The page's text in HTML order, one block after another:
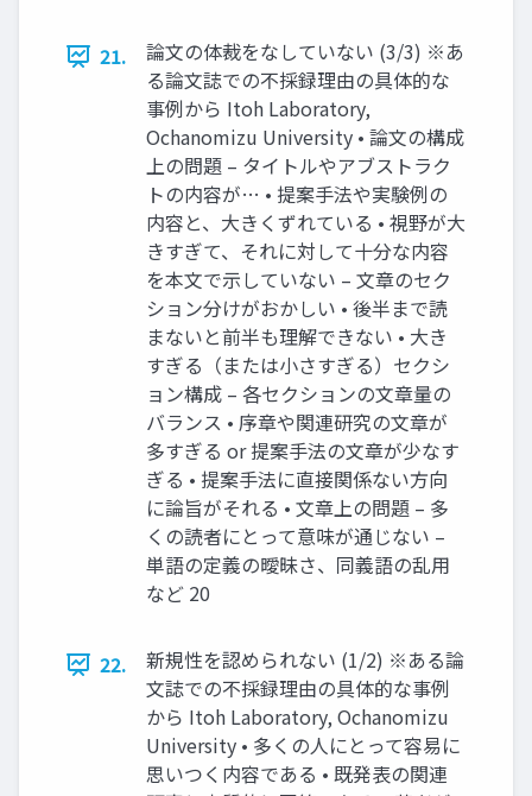
21.
論文の体裁をなしていない (3/3) ※あ
る論文誌での不採録理由の具体的な
事例から Itoh Laboratory,
Ochanomizu University • 論文の構成
上の問題 – タイトルやアブストラク
トの内容が… • 提案手法や実験例の
内容と、大きくずれている • 視野が大
きすぎて、それに対して十分な内容
を本文で示していない – 文章のセク
ション分けがおかしい • 後半まで読
まないと前半も理解できない • 大き
すぎる（または小さすぎる）セクシ
ョン構成 – 各セクションの文章量の
バランス • 序章や関連研究の文章が
多すぎる or 提案手法の文章が少なす
ぎる • 提案手法に直接関係ない方向
に論旨がそれる • 文章上の問題 – 多
くの読者にとって意味が通じない –
単語の定義の曖昧さ、同義語の乱用
など 20
22.
新規性を認められない (1/2) ※ある論
文誌での不採録理由の具体的な事例
から Itoh Laboratory, Ochanomizu
University • 多くの人にとって容易に
思いつく内容である • 既発表の関連